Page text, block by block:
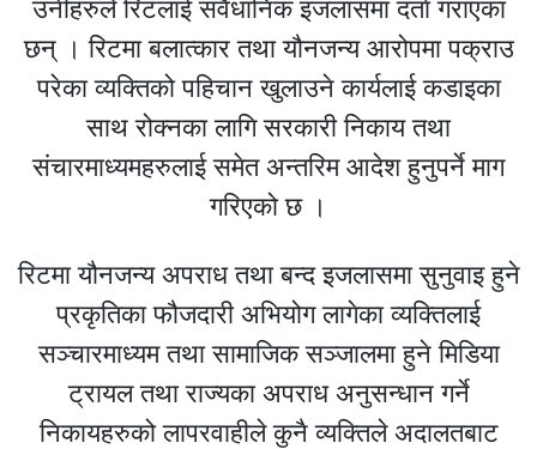
उनीहरुले रिटलाई संवैधानिक इजलासमा दर्ता गराएका
छन् । रिटमा बलात्कार तथा यौनजन्य आरोपमा पक्राउ
परेका व्यक्तिको पहिचान खुलाउने कार्यलाई कडाइका
साथ रोक्नका लागि सरकारी निकाय तथा
संचारमाध्यमहरुलाई समेत अन्तरिम आदेश हुनुपर्ने माग
गरिएको छ ।
रिटमा यौनजन्य अपराध तथा बन्द इजलासमा सुनुवाइ हुने
प्रकृतिका फौजदारी अभियोग लागेका व्यक्तिलाई
सञ्चारमाध्यम तथा सामाजिक सञ्जालमा हुने मिडिया
ट्रायल तथा राज्यका अपराध अनुसन्धान गर्ने
निकायहरुको लापरवाहीले कुनै व्यक्तिले अदालतबाट